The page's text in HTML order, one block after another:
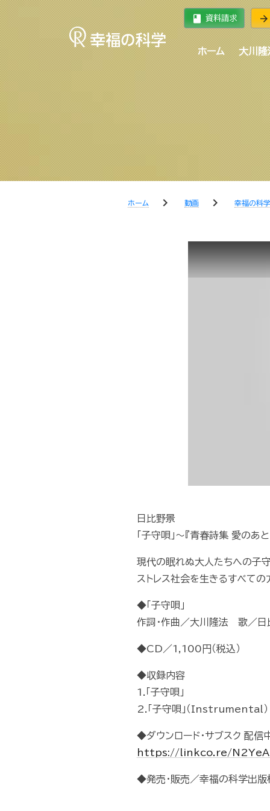
book 資料請求 arrow_forward
ホーム 大川隆
ホーム chevron_right 動画 chevron_right 幸福の科
日比野景
「子守唄」～『青春詩集 愛のあ
現代の眠れぬ大人たちへの子守
ストレス社会を生きるすべて
◆「子守唄」
作詞・作曲／大川隆法 歌／日
◆CD／1,100円（税込）
◆収録内容
1.「子守唄」
2.「子守唄」（Instrumental）
◆ダウンロード・サブスク 配信
https://linkco.re/
◆発売・販売／幸福の科学出版